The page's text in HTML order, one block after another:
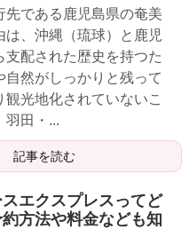
先である鹿児島県の奄美
は、沖縄（琉球）と鹿児
支配された歴史を持つた
自然がしっかりと残って
観光地化されていないこ
羽田・...
記事を読む
エクスプレスってど
方法や料金なども知